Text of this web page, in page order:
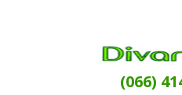
(066)